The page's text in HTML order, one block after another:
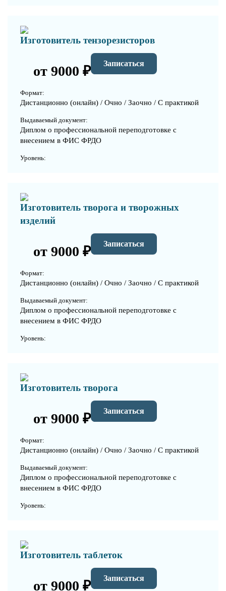
Изготовитель тензорезисторов
от 9000 ₽ Записаться
Формат:
Дистанционно (онлайн) / Очно / Заочно / С практикой
Выдаваемый документ:
Диплом о профессиональной переподготовке с
внесением в ФИС ФРДО
Уровень:
Изготовитель творога и творожных
изделий
от 9000 ₽ Записаться
Формат:
Дистанционно (онлайн) / Очно / Заочно / С практикой
Выдаваемый документ:
Диплом о профессиональной переподготовке с
внесением в ФИС ФРДО
Уровень:
Изготовитель творога
от 9000 ₽ Записаться
Формат:
Дистанционно (онлайн) / Очно / Заочно / С практикой
Выдаваемый документ:
Диплом о профессиональной переподготовке с
внесением в ФИС ФРДО
Уровень:
Изготовитель таблеток
от 9000 ₽ Записаться